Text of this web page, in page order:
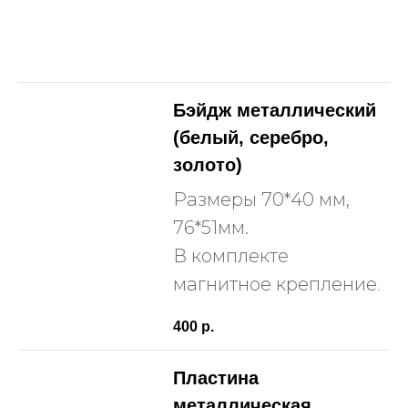
Бэйдж металлический
(белый, серебро,
золото)
Размеры 70*40 мм,
76*51мм.
В комплекте
магнитное крепление.
400 р.
Пластина